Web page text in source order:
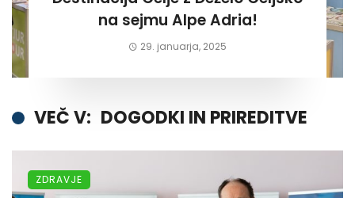
na sejmu Alpe Adria!
29. januarja, 2025
VEČ V: DOGODKI IN PRIREDITVE
ZDRAVJE